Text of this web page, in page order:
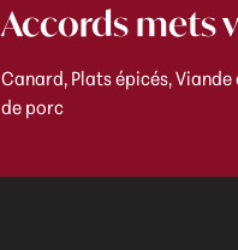
Accords mets
Canard, Plats épicés,
de porc